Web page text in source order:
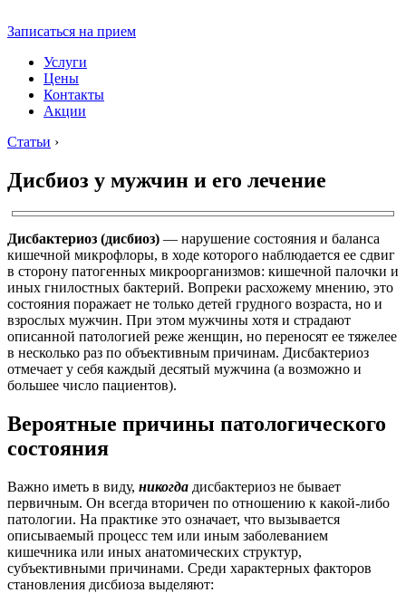
Записаться на прием
Услуги
Цены
Контакты
Акции
Статьи ›
Дисбиоз у мужчин и его лечение
Дисбактериоз (дисбиоз) — нарушение состояния и баланса
кишечной микрофлоры, в ходе которого наблюдается ее сдвиг
в сторону патогенных микроорганизмов: кишечной палочки и
иных гнилостных бактерий. Вопреки расхожему мнению, это
состояния поражает не только детей грудного возраста, но и
взрослых мужчин. При этом мужчины хотя и страдают
описанной патологией реже женщин, но переносят ее тяжелее
в несколько раз по объективным причинам. Дисбактериоз
отмечает у себя каждый десятый мужчина (а возможно и
большее число пациентов).
Вероятные причины патологического
состояния
Важно иметь в виду, никогда дисбактериоз не бывает
первичным. Он всегда вторичен по отношению к какой-либо
патологии. На практике это означает, что вызывается
описываемый процесс тем или иным заболеванием
кишечника или иных анатомических структур,
субъективными причинами. Среди характерных факторов
становления дисбиоза выделяют: